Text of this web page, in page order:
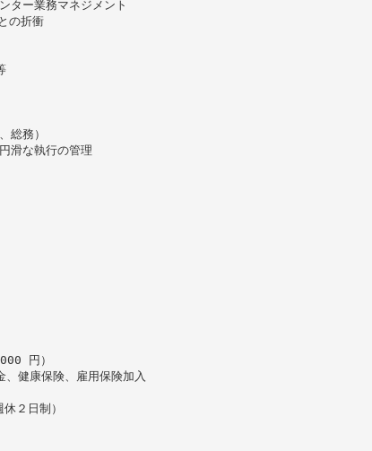
ター業務マネジメント
の折衝
総務）
滑な執行の管理
円）
健康保険、雇用保険加入
２日制）